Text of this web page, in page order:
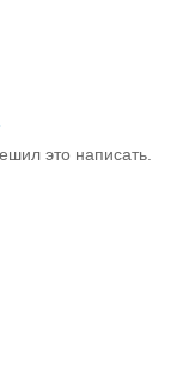
это написать.